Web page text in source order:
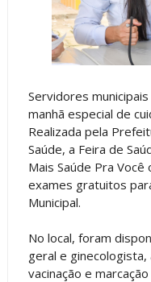
Servidores
manhã especial de
Realizada pela
Saúde, a Feira de
Mais Saúde Pra
exames gratuitos
Municipal.
No local, foram
geral e
vacinação e